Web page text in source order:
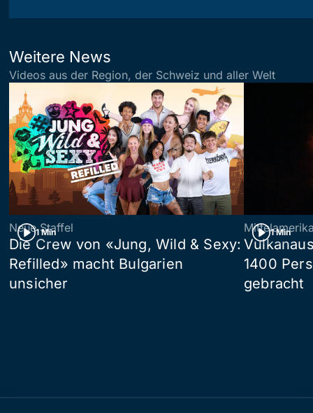
Weitere News
Videos aus der Region, der Schweiz und aller Welt
1 Min
Neue Staffel
Die Crew von «Jung, Wild & Sexy:
Refilled» macht Bulgarien
unsicher
1 Min
1400
gebracht